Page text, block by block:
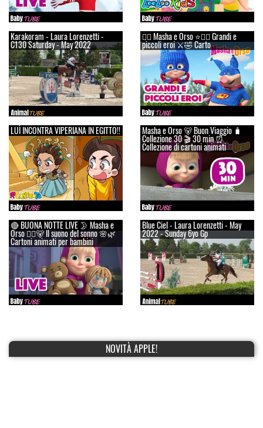
Karakoram - Laura Lorenzetti -
C130 Saturday - May 2022
👱‍♀️ Masha e Orso ⭐🦸‍♀️ Grandi e
piccoli eroi ⚔️🤣 Carto
LUÌ INCONTRA VIPERIANA IN EGITTO!! Masha e Orso 🐻 Buon Viaggio 🧳
Сollezione 30 🎬 30 min ⏰
Collezione di cartoni animati
🔴 BUONA NOTTE LIVE 🌛 Masha e
Orso 👱‍♀️🐻 Il suono del sonno 🌸🌿
Cartoni animati per bambini
Blue Ciel - Laura Lorenzetti - May
2022 - Sunday 6yo Gp
NOVITÀ APPLE!